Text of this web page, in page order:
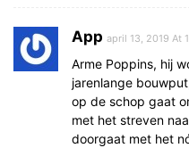
App april 13, 2019 At
Arme Poppins, hij
jarenlange
op de schop gaat
met het streven
doorgaat met het